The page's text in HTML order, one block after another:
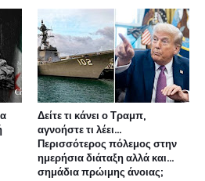
Δείτε τι κάνει ο Τραμπ,
αγνοήστε τι λέει...
Περισσότερος πόλεμος στην
ημερήσια διάταξη αλλά και...
σημάδια πρώιμης άνοιας;